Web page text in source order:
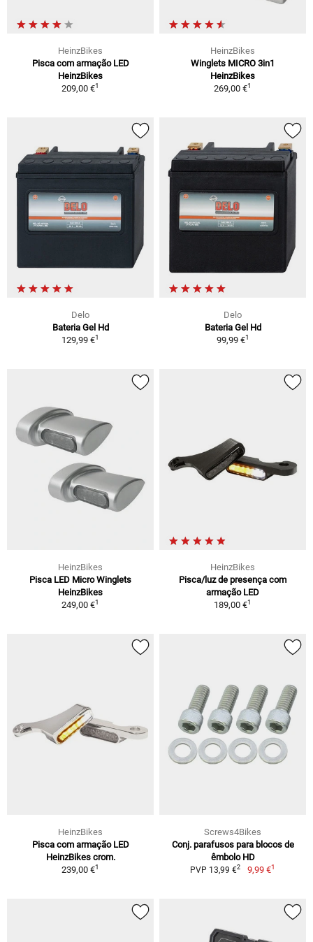
HeinzBikes
Pisca com armação LED
HeinzBikes
209,00 €1
HeinzBikes
Winglets MICRO 3in1
HeinzBikes
269,00 €1
Delo
Bateria Gel Hd
129,99 €1
Delo
Bateria Gel Hd
99,99 €1
HeinzBikes
Pisca LED Micro Winglets
HeinzBikes
249,00 €1
HeinzBikes
Pisca/luz de presença com
armação LED
189,00 €1
HeinzBikes
Pisca com armação LED
HeinzBikes crom.
239,00 €1
Screws4Bikes
Conj. parafusos para blocos de
êmbolo HD
PVP 13,99 €2 9,99 €1